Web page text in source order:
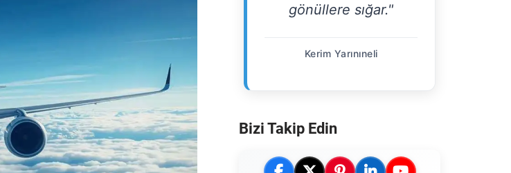
gönüllere sığar."
Kerim Yarınıneli
Bizi Takip Edin